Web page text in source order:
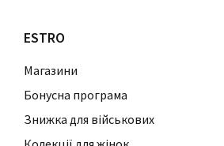
ESTRO
Магазини
Бонусна програма
Знижка для військових